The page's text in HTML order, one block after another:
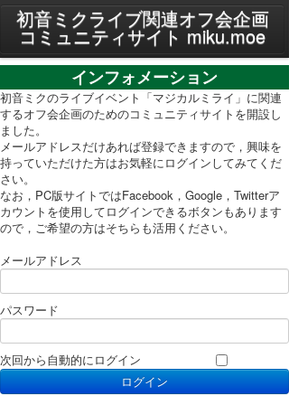
MENU
プライバシーポリシー
利用規約
PC表示に切り替え
初音ミクライブ関連オフ会企画
コミュニティサイト miku.moe
インフォメーション
初音ミクのライブイベント「マジカルミライ」に関連
するオフ会企画のためのコミュニティサイトを開設し
ました。
メールアドレスだけあれば登録できますので，興味を
持っていただけた方はお気軽にログインしてみてくだ
さい。
なお，PC版サイトではFacebook，Google，Twitterア
カウントを使用してログインできるボタンもあります
ので，ご希望の方はそちらも活用ください。
メールアドレス
パスワード
次回から自動的にログイン